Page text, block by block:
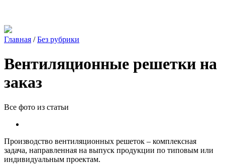
Главная /Без рубрики
Вентиляционные решетки на
заказ
Все фото из статьи
Производство вентиляционных решеток – комплексная
задача, направленная на выпуск продукции по типовым или
индивидуальным проектам.